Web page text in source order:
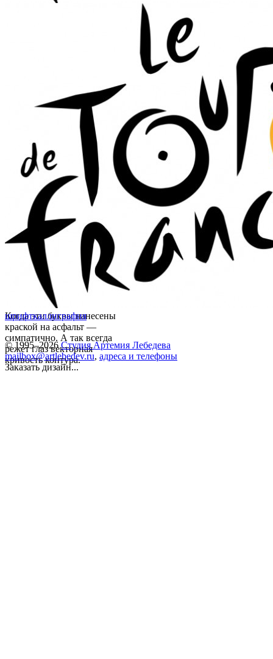
Когда эти буквы нанесены
краской на асфальт —
симпатично. А так всегда
режет глаз векторная
кривость контура.
шрифткаллиграфия
© 1995–2026 Студия Артемия Лебедева
mailbox@artlebedev.ru, адреса и телефоны
Заказать дизайн...